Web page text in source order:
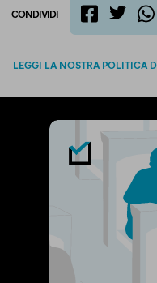
CONDIVIDI
LEGGI LA NOSTRA POLITICA